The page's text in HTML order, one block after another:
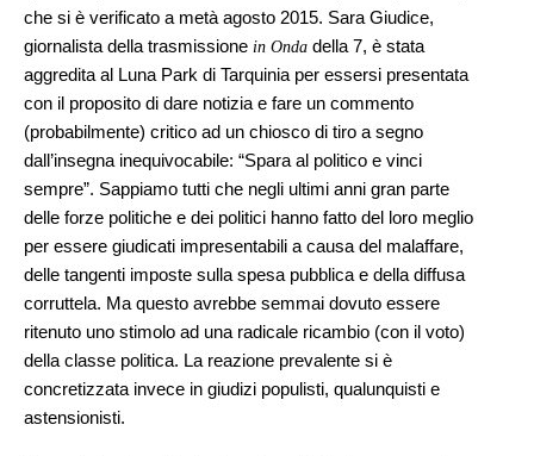
che si è verificato a metà agosto 2015. Sara Giudice,
giornalista della trasmissione in Onda della 7, è stata
aggredita al Luna Park di Tarquinia per essersi presentata
con il proposito di dare notizia e fare un commento
(probabilmente) critico ad un chiosco di tiro a segno
dall’insegna inequivocabile: “Spara al politico e vinci
sempre”. Sappiamo tutti che negli ultimi anni gran parte
delle forze politiche e dei politici hanno fatto del loro meglio
per essere giudicati impresentabili a causa del malaffare,
delle tangenti imposte sulla spesa pubblica e della diffusa
corruttela. Ma questo avrebbe semmai dovuto essere
ritenuto uno stimolo ad una radicale ricambio (con il voto)
della classe politica. La reazione prevalente si è
concretizzata invece in giudizi populisti, qualunquisti e
astensionisti.